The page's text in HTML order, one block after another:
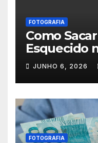
FOTOGRAFIA
Como
Esquecido
Passo a
JUNHO 6, 2026
FOTOGRAFIA